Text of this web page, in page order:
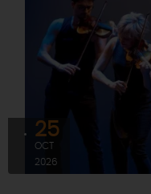
25
OCT
2026